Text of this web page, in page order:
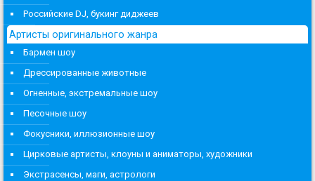
Российские DJ, букинг диджеев
Артисты оригинального жанра
Бармен шоу
Дрессированные животные
Огненные, экстремальные шоу
Песочные шоу
Фокусники, иллюзионные шоу
Цирковые артисты, клоуны и аниматоры, художники
Экстрасенсы, маги, астрологи